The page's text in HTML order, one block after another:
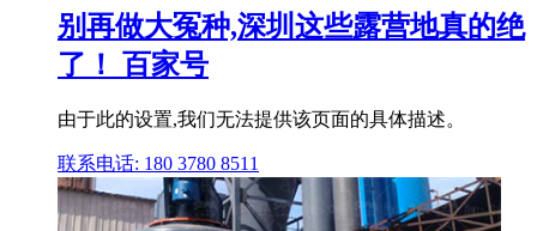
别再做大冤种,深圳这些露营地真的绝
了！ 百家号
由于此的设置,我们无法提供该页面的具体描述。
联系电话: 180 3780 8511